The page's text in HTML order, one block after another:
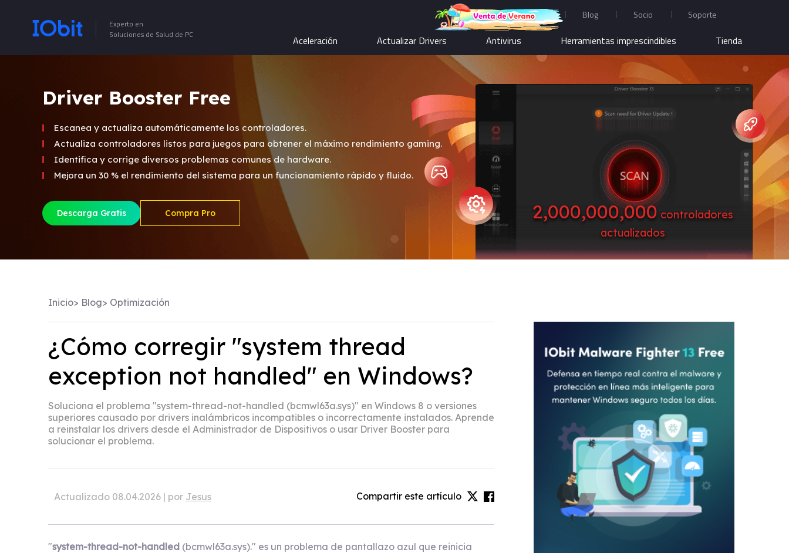
Experto en
Soluciones de Salud de PC
Blog Socio Soporte
Aceleración Actualizar Drivers Antivirus Herramientas imprescindibles Tienda
Driver Booster Free
Escanea y actualiza automáticamente los controladores.
Actualiza controladores listos para juegos para obtener el máximo rendimiento gaming.
Identifica y corrige diversos problemas comunes de hardware.
Mejora un 30 % el rendimiento del sistema para un funcionamiento rápido y fluido.
2,000,000,000 controladores
actualizados
Descarga Gratis Compra Pro
Inicio> Blog> Optimización
¿Cómo corregir "system thread
exception not handled" en Windows?
Soluciona el problema "system-thread-not-handled (bcmwl63a.sys)" en Windows 8 o versiones
superiores causado por drivers inalámbricos incompatibles o incorrectamente instalados. Aprende
a reinstalar los drivers desde el Administrador de Dispositivos o usar Driver Booster para
solucionar el problema.
Actualizado 08.04.2026 | por Jesus Compartir este artículo
"system-thread-not-handled (bcmwl63a.sys)." es un problema de pantallazo azul que reinicia